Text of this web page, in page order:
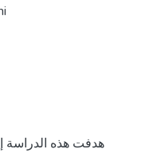
هدفت هذه الدراسة